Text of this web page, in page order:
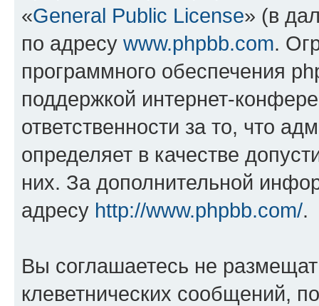
«General Public License» (в
по адресу www.phpbb.com.
программного обеспечения
поддержкой интернет-
ответственности за то, что
определяет в качестве
них. За дополнительной
адресу http://www.phpbb.com/.
Вы соглашаетесь не
клеветнических сообщений,